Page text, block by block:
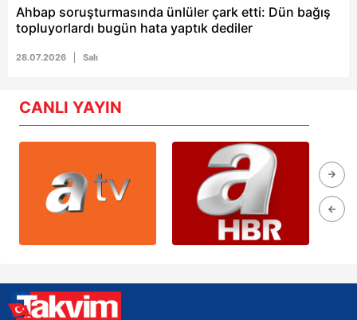
Ahbap soruşturmasında ünlüler çark etti: Dün bağış
topluyorlardı bugün hata yaptık dediler
28.07.2026 Salı
CANLI YAYIN